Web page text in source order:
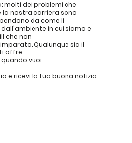
molti dei problemi che
nostra carriera sono
da come li
in cui siamo e
che non
Qualunque sia il
offre
quando vuoi.
e ricevi la tua buona notizia.